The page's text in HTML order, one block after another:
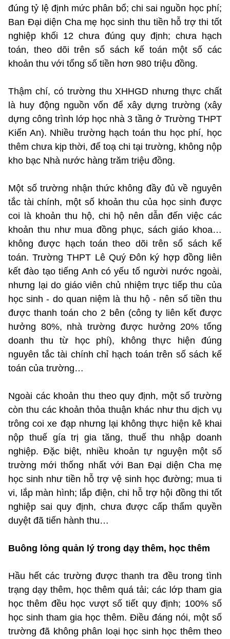
đúng tỷ lệ định mức phân bổ; chi sai nguồn học phí;
Ban Đại diện Cha mẹ học sinh thu tiền hỗ trợ thi tốt
nghiệp khối 12 chưa đúng quy định; chưa hạch
toán, theo dõi trên sổ sách kế toán một số các
khoản thu với tổng số tiền hơn 980 triệu đồng.
Thậm chí, có trường thu XHHGD nhưng thực chất
là huy động nguồn vốn để xây dựng trường (xây
dựng công trình lớp học nhà 3 tầng ở Trường THPT
Kiến An). Nhiều trường hạch toán thu học phí, học
thêm chưa kịp thời, để toạ chi tại trường, không nộp
kho bạc Nhà nước hàng trăm triệu đồng.
Một số trường nhận thức không đầy đủ về nguyên
tắc tài chính, một số khoản thu của học sinh được
coi là khoản thu hộ, chi hộ nên dẫn đến việc các
khoản thu như mua đồng phục, sách giáo khoa…
không được hạch toán theo dõi trên sổ sách kế
toán. Trường THPT Lê Quý Đôn ký hợp đồng liên
kết đào tạo tiếng Anh có yếu tố người nước ngoài,
nhưng lại do giáo viên chủ nhiệm trực tiếp thu của
học sinh - do quan niệm là thu hộ - nên số tiền thu
được thanh toán cho 2 bên (công ty liên kết được
hưởng 80%, nhà trường được hưởng 20% tổng
doanh thu từ học phí), không thực hiện đúng
nguyên tắc tài chính chỉ hạch toán trên số sách kế
toán của trường…
Ngoài các khoản thu theo quy định, một số trường
còn thu các khoản thỏa thuận khác như thu dịch vụ
trông coi xe đạp nhưng lại không thực hiện kê khai
nộp thuế gía trị gia tăng, thuế thu nhập doanh
nghiệp. Đặc biệt, nhiều khoản tự nguyện một số
trường mới thống nhất với Ban Đại diện Cha mẹ
học sinh như tiền hỗ trợ vệ sinh học đường; mua ti
vi, lắp màn hình; lắp điện, chi hỗ trợ hội đồng thi tốt
nghiệp sai quy định, chưa được cấp thẩm quyền
duyệt đã tiến hành thu…
Buông lỏng quản lý trong dạy thêm, học thêm
Hầu hết các trường được thanh tra đều trong tình
trạng dạy thêm, học thêm quá tải; các lớp tham gia
học thêm đều học vượt số tiết quy định; 100% số
học sinh tham gia học thêm. Điều đáng nói, một số
trường đã không phân loại học sinh học thêm theo